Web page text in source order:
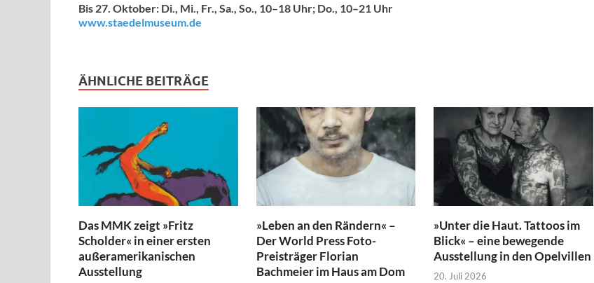
Bis 27. Oktober: Di., Mi., Fr., Sa., So., 10–18 Uhr; Do., 10–21 Uhr
www.staedelmuseum.de
ÄHNLICHE BEITRÄGE
Das MMK zeigt »Fritz
Scholder« in einer ersten
außeramerikanischen
Ausstellung
»Leben an den Rändern« –
Der World Press Foto-
Preisträger Florian
Bachmeier im Haus am Dom
»Unter die Haut. Tattoos im
Blick« – eine bewegende
Ausstellung in den Opelvillen
20. Juli 2026